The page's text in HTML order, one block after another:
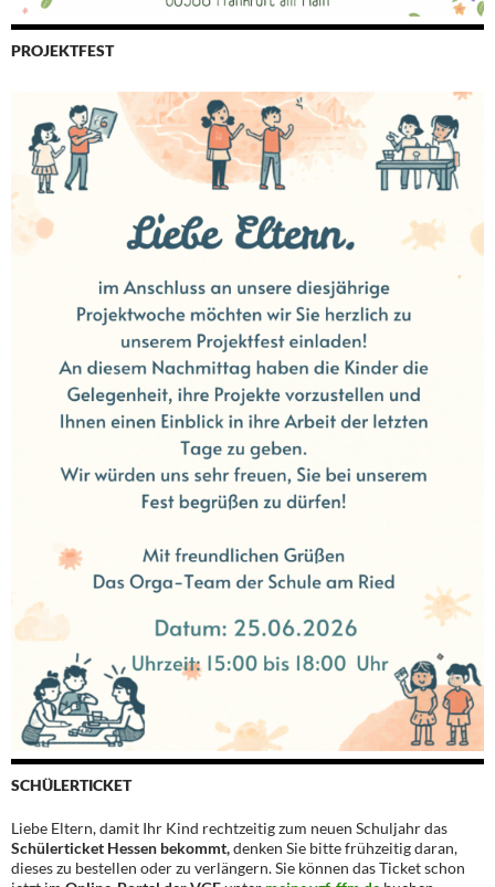
PROJEKTFEST
SCHÜLERTICKET
Liebe Eltern, damit Ihr Kind rechtzeitig zum neuen Schuljahr das
Schülerticket Hessen bekommt,denken Sie bitte frühzeitig daran,
dieses zu bestellen oder zu verlängern. Sie können das Ticket schon